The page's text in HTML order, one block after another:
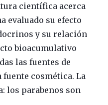
científica acerca
evaluado su efecto
y su relación
bioacumulativo
las fuentes de
cosmética. La
los parabenos son